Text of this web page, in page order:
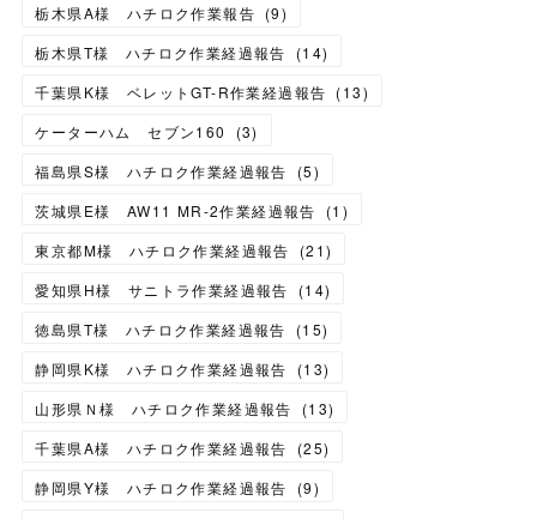
栃木県A様 ハチロク作業報告 (9)
栃木県T様 ハチロク作業経過報告
(14)
千葉県K様 ベレットGT-R作業経過報告 (13)
ケーターハム セブン160
(3)
福島県S様 ハチロク作業経過報告
(5)
茨城県E様 AW11 MR-2作業経過報告
(1 )
東京都M様 ハチロク作業経過報告
(21)
愛知県H様 サニトラ作業経過報告
(14)
徳島県T様 ハチロク作業経過報告
(15)
静岡県K様 ハチロク作業経過報告
(13)
山形県Ｎ様 ハチロク作業経過報告
(13)
千葉県A様 ハチロク作業経過報告
(25)
静岡県Y様 ハチロク作業経過報告
(9)